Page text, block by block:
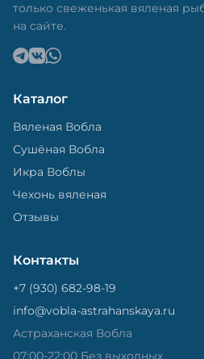
только свеженькая вяленая
на сайте.
Каталог
Вяленая Вобла
Сушёная Вобла
Икра Воблы
Чехонь вяленая
Отзывы
Контакты
+7 (930) 682-98-19
info@vobla-astrahanskaya.ru
Астраханская Вобла
07:00-22:00 Без выходных